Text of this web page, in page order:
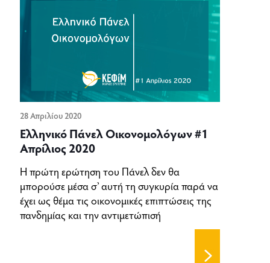
28 Απριλίου 2020
Ελληνικό Πάνελ Οικονομολόγων #1
Απρίλιος 2020
Η πρώτη ερώτηση του Πάνελ δεν θα
μπορούσε μέσα σ’ αυτή τη συγκυρία παρά να
έχει ως θέμα τις οικονομικές επιπτώσεις της
πανδημίας και την αντιμετώπισή